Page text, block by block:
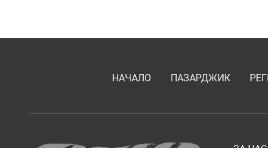
НАЧАЛО ПАЗАРДЖИК